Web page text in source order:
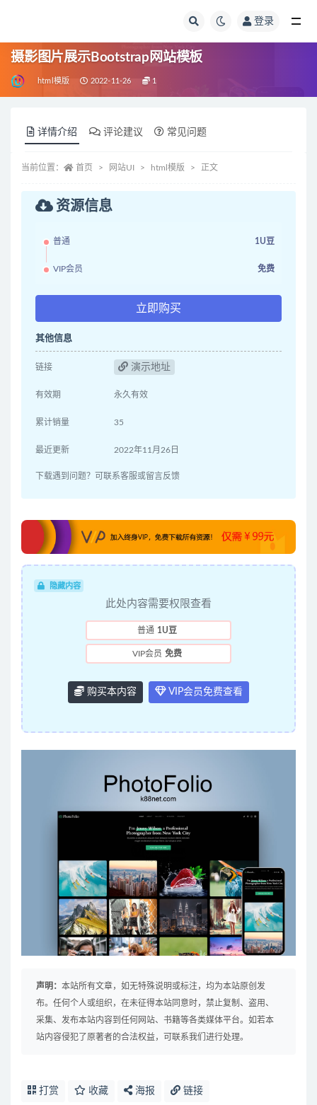
登录
摄影图片展示Bootstrap网站模板
html模版 2022-11-26 1
详情介绍 评论建议 常见问题
当前位置： 首页 网站UI html模版 正文
资源信息
普通 1U豆
VIP会员 免费
立即购买
其他信息
链接 演示地址
有效期 永久有效
累计销量 35
最近更新 2022年11月26日
下载遇到问题？可联系客服或留言反馈
隐藏内容
此处内容需要权限查看
普通 1U豆
VIP会员 免费
购买本内容 VIP会员免费查看
声明： 本站所有文章，如无特殊说明或标注，均为本站原创发
布。任何个人或组织，在未征得本站同意时，禁止复制、盗用、
采集、发布本站内容到任何网站、书籍等各类媒体平台。如若本
站内容侵犯了原著者的合法权益，可联系我们进行处理。
打赏 收藏 海报 链接